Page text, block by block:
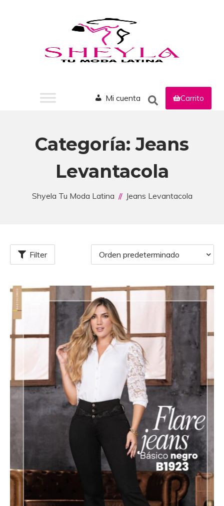
Mi cuenta Carrito
Categoría:Jeans
Levantacola
Shyela Tu Moda Latina Jeans Levantacola
Filter